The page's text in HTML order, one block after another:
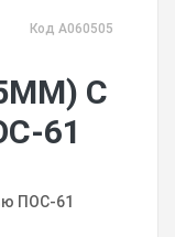
Код А060505
С
61
ПОС-61